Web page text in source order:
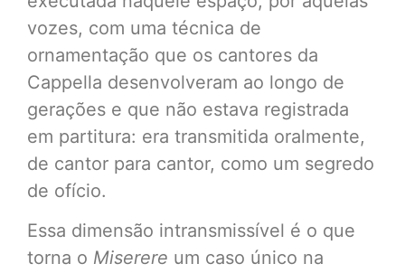
vozes, com uma técnica de
ornamentação que os cantores da
Cappella desenvolveram ao longo de
gerações e que não estava registrada
em partitura: era transmitida oralmente,
de cantor para cantor, como um segredo
de ofício.
Essa dimensão intransmissível é o que
torna o Miserere um caso único na